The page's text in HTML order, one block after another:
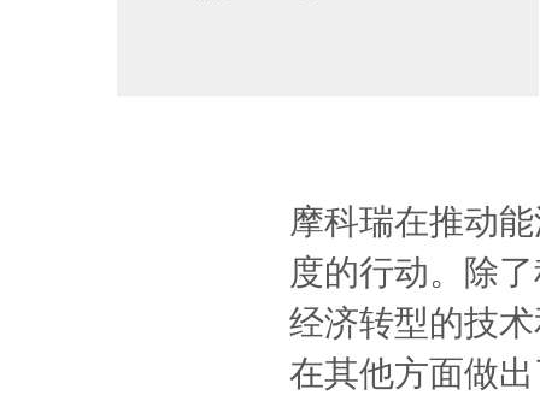
摩科瑞在推动
度的行动。除
经济转型的技
在其他方面做